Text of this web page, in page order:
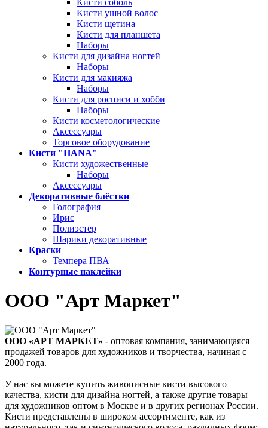
Кисти соболь
Кисти ушной волос
Кисти щетина
Кисти для планшета
Наборы
Кисти для дизайна ногтей
Наборы
Кисти для макияжа
Наборы
Кисти для росписи и хобби
Наборы
Кисти косметологические
Аксессуары
Торговое оборудование
Кисти "HANA"
Кисти художественные
Наборы
Аксессуары
Декоративные блёстки
Голография
Ирис
Полиэстер
Шарики декоративные
Краски
Темпера ПВА
Контурные наклейки
ООО "Арт Маркет"
ООО «АРТ МАРКЕТ» - оптовая компания, занимающаяся
продажей товаров для художников и творчества, начиная с
2000 года.
У нас вы можете купить живописные кисти высокого
качества, кисти для дизайна ногтей, а также другие товары
для художников оптом в Москве и в других регионах России.
Кисти представлены в широком ассортименте, как из